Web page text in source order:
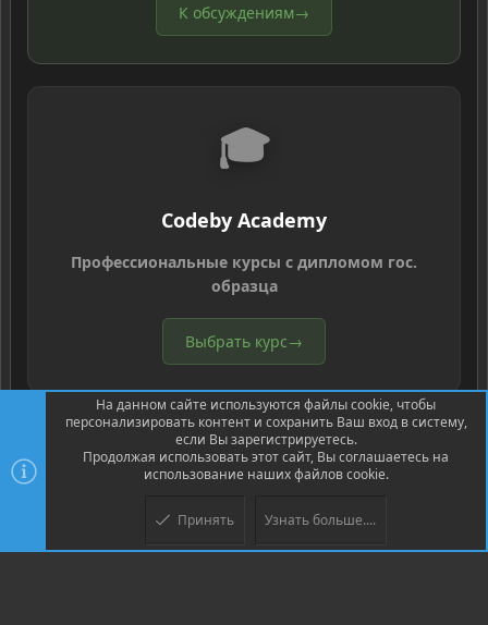
К обсуждениям→
🎓
Codeby Academy
Профессиональные курсы с дипломом гос.
образца
Выбрать курс→
Community platform by XenForo ® © 2010-2026 XenForo Ltd.
© Jason Axelrod of 8WAYRUN
На данном сайте используются файлы cookie, чтобы
персонализировать контент и сохранить Ваш вход в систему,
если Вы зарегистрируетесь.
Продолжая использовать этот сайт, Вы соглашаетесь на
использование наших файлов cookie.
Принять Узнать больше....